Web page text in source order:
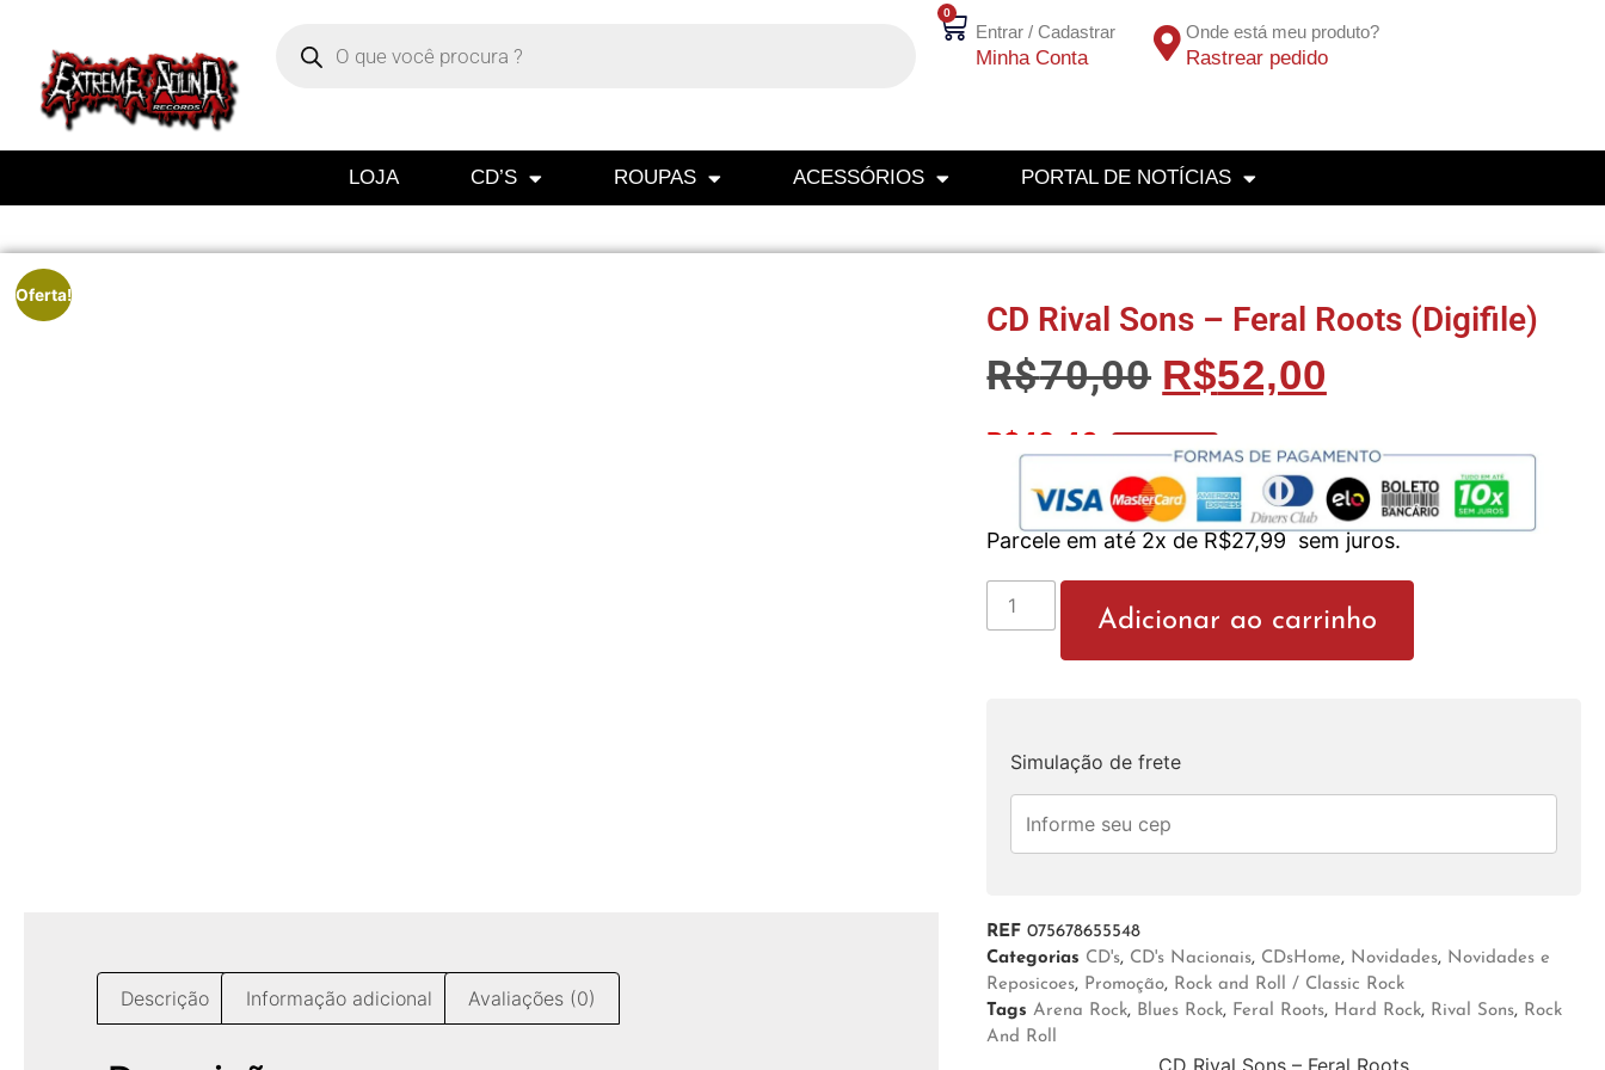
0
Entrar / Cadastrar
Minha Conta
Onde está meu produto?
Rastrear pedido
LOJA CD’S ROUPAS ACESSÓRIOS PORTAL DE NOTÍCIAS
Oferta!
Descrição Informação adicional Avaliações (0)
CD Rival Sons – Feral Roots (Digifile)
R$70,00 R$52,00
R$ 49,40
Parcele em até 2x de R$27,99 sem juros.
Adicionar ao carrinho
Simulação de frete
REF075678655548
Categorias CD's, CD's Nacionais, CDsHome, Novidades, Novidades e
Reposicoes, Promoção, Rock and Roll / Classic Rock
Tags Arena Rock, Blues Rock, Feral Roots, Hard Rock, Rival Sons, Rock
And Roll
CD Rival Sons – Feral Roots